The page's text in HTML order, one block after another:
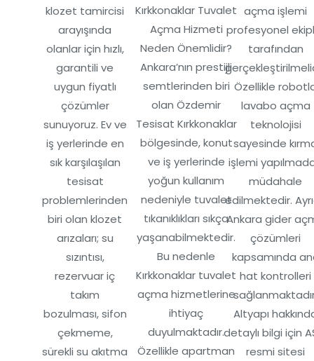
klozet tamircisi
arayışında
olanlar için hızlı,
garantili ve
uygun fiyatlı
çözümler
sunuyoruz. Ev ve
iş yerlerinde en
sık karşılaşılan
tesisat
problemlerinden
biri olan klozet
arızaları; su
sızıntısı,
rezervuar iç
takım
bozulması, sifon
çekmeme,
sürekli su akıtma
Kırkkonaklar Tuvalet
Açma Hizmeti
Neden Önemlidir?
Ankara’nın prestijli
semtlerinden biri
olan Özdemir
Tesisat Kırkkonaklar
bölgesinde, konut
ve iş yerlerinde
yoğun kullanım
nedeniyle tuvalet
tıkanıklıkları sıkça
yaşanabilmektedir.
Bu nedenle
Kırkkonaklar tuvalet
açma hizmetlerine
ihtiyaç
duyulmaktadır.
Özellikle apartman
açma işlemi
profesyonel
tarafından
Özellikle
lavabo açma
teknolojisi
sayesinde
işlemi
müdahale
edilmektedir.
Ankara gider
çözümleri
kapsamında
hat kontrolleri
Altyapı
detaylı bilgi için
resmi sitesi